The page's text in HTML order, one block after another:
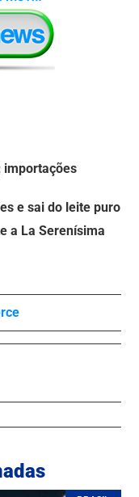
importações
e sai do leite puro
a La Serenísima